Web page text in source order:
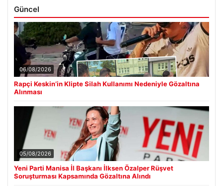
Güncel
06/08/2026
Rapçi Keskin’in Klipte Silah Kullanımı Nedeniyle Gözaltına
Alınması
05/08/2026
Yeni Parti Manisa İl Başkanı İlksen Özalper Rüşvet
Soruşturması Kapsamında Gözaltına Alındı